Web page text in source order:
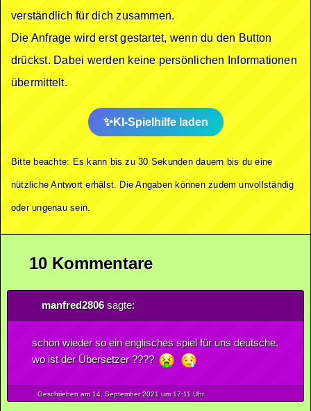
verständlich für dich zusammen.
Die Anfrage wird erst gestartet, wenn du den Button
drückst. Dabei werden keine persönlichen Informationen
übermittelt.
KI-Spielhilfe laden
Bitte beachte: Es kann bis zu 30 Sekunden dauern bis du eine
nützliche Antwort erhälst. Die Angaben können zudem unvollständig
oder ungenau sein.
10 Kommentare
manfred2806sagte:
schon wieder so ein englisches spiel für uns deutsche.
wo ist der Übersetzer ????
Geschrieben am 14. September2021 um 17:11 Uhr